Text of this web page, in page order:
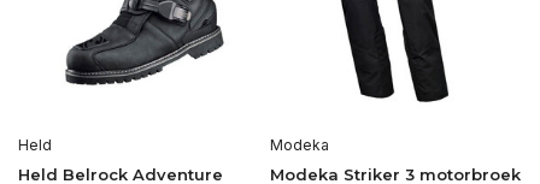
Held
Held Belrock Adventure
Modeka
Modeka Striker 3 motorbroek